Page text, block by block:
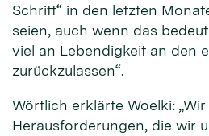
Schritt“ in den letzten
seien, auch wenn das
viel an Lebendigkeit an den
zurückzulassen“.
Wörtlich erklärte Woelki:
Herausforderungen, die wir